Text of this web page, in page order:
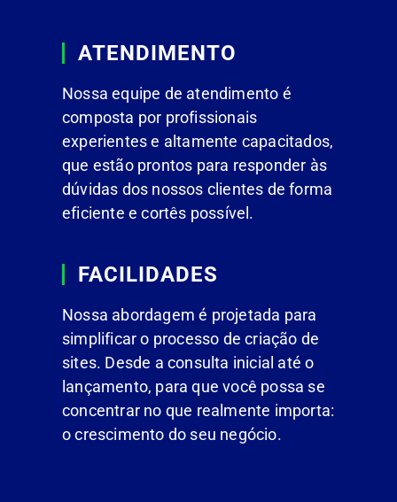
ATENDIMENTO
Nossa equipe de atendimento é
composta por profissionais
experientes e altamente capacitados,
que estão prontos para responder às
dúvidas dos nossos clientes de forma
eficiente e cortês possível.
FACILIDADES
Nossa abordagem é projetada para
simplificar o processo de criação de
sites. Desde a consulta inicial até o
lançamento, para que você possa se
concentrar no que realmente importa:
o crescimento do seu negócio.